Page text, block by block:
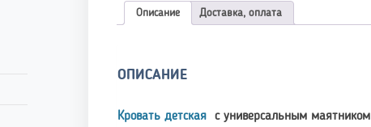
Описание Доставка, оплата
ОПИСАНИЕ
Кровать детская с универсальным маятником